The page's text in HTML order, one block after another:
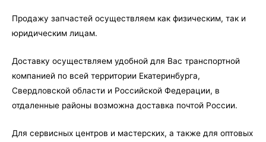
24-
DD
Продажу запчастей осуществляем как физическим, так и
юридическим лицам.
Доставку осуществляем удобной для Вас транспортной
компанией по всей территории Екатеринбурга,
Свердловской области и Российской Федерации, в
отдаленные районы возможна доставка почтой России.
Для сервисных центров и мастерских, а также для оптовых